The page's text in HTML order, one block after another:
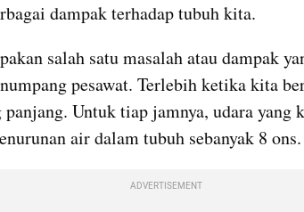
dampak terhadap tubuh kita.
salah satu masalah atau dampak
pesawat. Terlebih ketika kita
panjang. Untuk tiap jamnya, udara yang
air dalam tubuh sebanyak 8 ons.
ADVERTISEMENT